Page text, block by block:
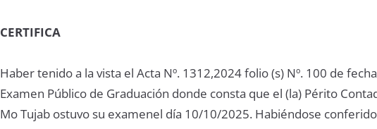
CERTIFICA
Haber tenido a la vista el Acta Nº. 1312,2024 folio (s) Nº. 100 de
Examen Público de Graduación donde consta que el (la) Périto
Mo Tujab ostuvo su examenel día 10/10/2025. Habiéndose